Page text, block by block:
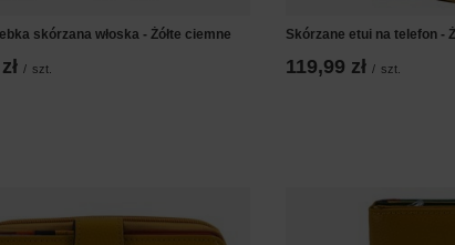
skórzana włoska - Żółte ciemne
/ szt.
Skórzane etui na telefon -
119,99 zł / szt.